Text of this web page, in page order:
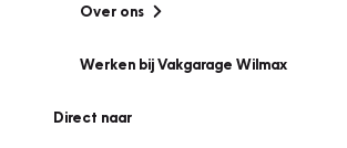
Over ons
Werken bij Vakgarage Wilmax
Direct naar